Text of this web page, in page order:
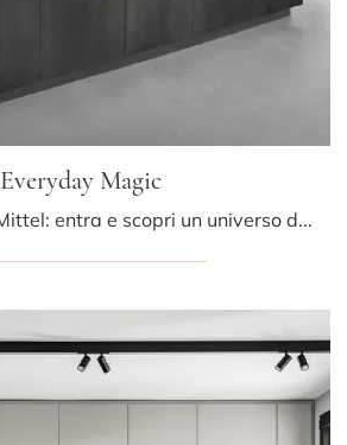
Everyday Magic
Cucine con isola Mittel: entra e scopri un universo di design e contenuto estetico! La cucina Everyday Magic ti sta aspettando.